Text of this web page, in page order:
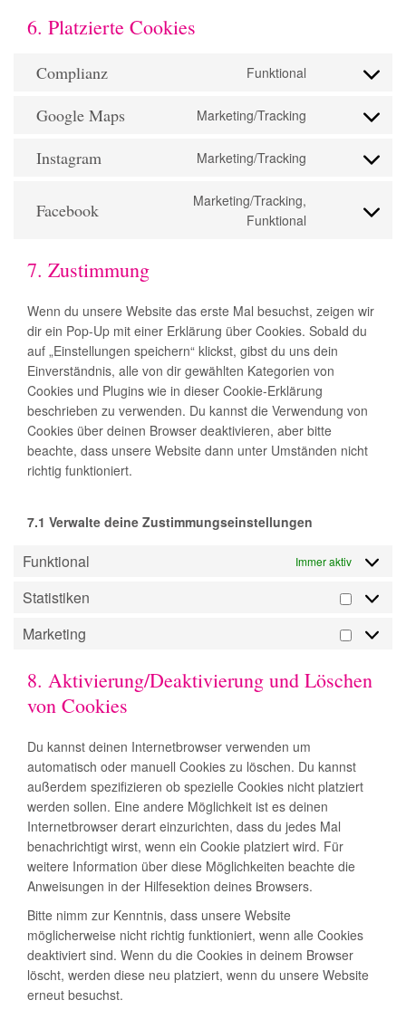
6. Platzierte Cookies
Complianz Funktional
Consent
service
Google Maps Marketing/Tracking
Consent
service
Instagram Marketing/Tracking
Consent
service
instagram
Facebook
Marketing/Tracking,
Funktional
Consent
7. Zustimmung
Wenn du unsere Website das erste Mal besuchst, zeigen wir
dir ein Pop-Up mit einer Erklärung über Cookies. Sobald du
auf „Einstellungen speichern“ klickst, gibst du uns dein
Einverständnis, alle von dir gewählten Kategorien von
Cookies und Plugins wie in dieser Cookie-Erklärung
beschrieben zu verwenden. Du kannst die Verwendung von
Cookies über deinen Browser deaktivieren, aber bitte
beachte, dass unsere Website dann unter Umständen nicht
richtig funktioniert.
7.1 Verwalte deine Zustimmungseinstellungen
Funktional Immer aktiv
Statistiken
Marketing
8. Aktivierung/Deaktivierung und Löschen
von Cookies
Du kannst deinen Internetbrowser verwenden um
automatisch oder manuell Cookies zu löschen. Du kannst
außerdem spezifizieren ob spezielle Cookies nicht platziert
werden sollen. Eine andere Möglichkeit ist es deinen
Internetbrowser derart einzurichten, dass du jedes Mal
benachrichtigt wirst, wenn ein Cookie platziert wird. Für
weitere Information über diese Möglichkeiten beachte die
Anweisungen in der Hilfesektion deines Browsers.
Bitte nimm zur Kenntnis, dass unsere Website
möglicherweise nicht richtig funktioniert, wenn alle Cookies
deaktiviert sind. Wenn du die Cookies in deinem Browser
löscht, werden diese neu platziert, wenn du unsere Website
erneut besuchst.